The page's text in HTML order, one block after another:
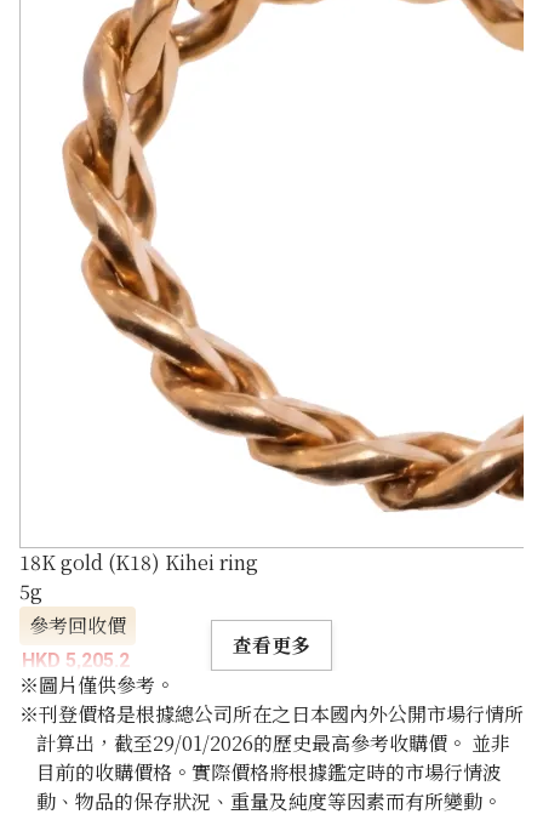
18K gold (K18) Kihei ring
5g
參考回收價
HKD 5,205.2
查看更多
※圖片僅供參考。
※刊登價格是根據總公司所在之日本國內外公開市場行情所
計算出，截至29/01/2026的歷史最高參考收購價。 並非
目前的收購價格。實際價格將根據鑑定時的市場行情波
動、物品的保存狀況、重量及純度等因素而有所變動。